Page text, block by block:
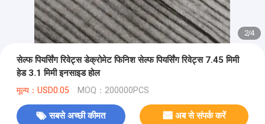
2/4
सेल्फ पियर्सिंग रिवेट्स डेक्रोमेट फिनिश सेल्फ पियर्सिंग रिवेट्स 7.45 मिमी
हेड 3.1 मिमी इनसाइड होल
मूल्य：USD0.05 MOQ：200000PCS
सबसे अच्छी कीमत अब से संपर्क करें